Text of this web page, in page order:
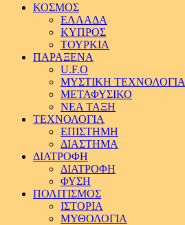
ΚΟΣΜΟΣ
ΕΛΛΑΔΑ
ΚΥΠΡΟΣ
ΤΟΥΡΚΙΑ
ΠΑΡΑΞΕΝΑ
U.F.O
ΜΥΣΤΙΚΗ ΤΕΧΝΟΛΟΓΙΑ
ΜΕΤΑΦΥΣΙΚΟ
ΝΕΑ ΤΑΞΗ
ΤΕΧΝΟΛΟΓΙΑ
ΕΠΙΣΤΗΜΗ
ΔΙΑΣΤΗΜΑ
ΔΙΑΤΡΟΦΗ
ΔΙΑΤΡΟΦΗ
ΦΥΣΗ
ΠΟΛΙΤΙΣΜΟΣ
ΙΣΤΟΡΙΑ
ΜΥΘΟΛΟΓΙΑ